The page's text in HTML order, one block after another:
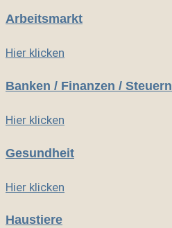
Arbeitsmarkt
Hier klicken
Banken / Finanzen / Steuern
Hier klicken
Gesundheit
Hier klicken
Haustiere